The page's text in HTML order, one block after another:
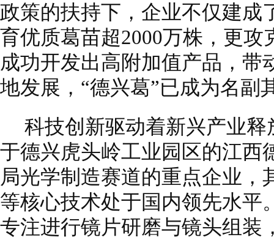
政策的扶持下，企业不仅建成
育优质葛苗超2000万株，更
成功开发出高附加值产品，带
地发展，“德兴葛”已成为名副
科技创新驱动着新兴产业
于德兴虎头岭工业园区的江西
局光学制造赛道的重点企业，
等核心技术处于国内领先水平
专注进行镜片研磨与镜头组装